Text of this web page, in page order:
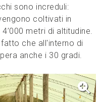
sono increduli:
coltivati in
metri di altitudine.
che all'interno di
anche i 30 gradi.